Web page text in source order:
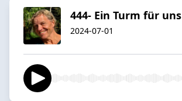
444- Ein Turm für
2024-07-01